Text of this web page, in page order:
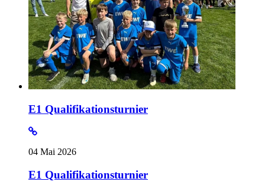
E1 Qualifikationsturnier
04 Mai 2026
E1 Qualifikationsturnier